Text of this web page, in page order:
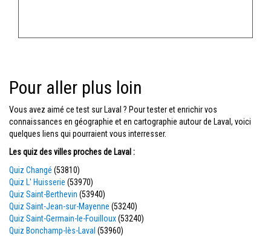
Pour aller plus loin
Vous avez aimé ce test sur Laval ? Pour tester et enrichir vos
connaissances en géographie et en cartographie autour de Laval, voici
quelques liens qui pourraient vous interresser.
Les quiz des villes proches de Laval :
Quiz Changé (53810)
Quiz L' Huisserie (53970)
Quiz Saint-Berthevin (53940)
Quiz Saint-Jean-sur-Mayenne (53240)
Quiz Saint-Germain-le-Fouilloux(53240)
Quiz Bonchamp-lès-Laval (53960)